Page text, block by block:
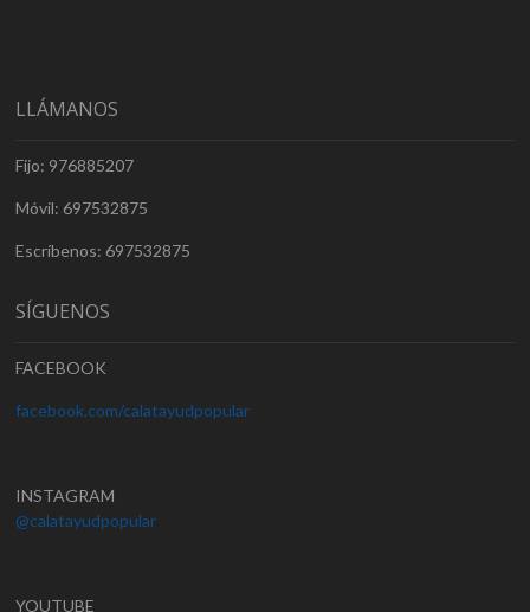
LLÁMANOS
Fijo: 976885207
Móvil: 697532875
Escríbenos: 697532875
SÍGUENOS
FACEBOOK
facebook.com/calatayudpopular
INSTAGRAM
@calatayudpopular
YOUTUBE